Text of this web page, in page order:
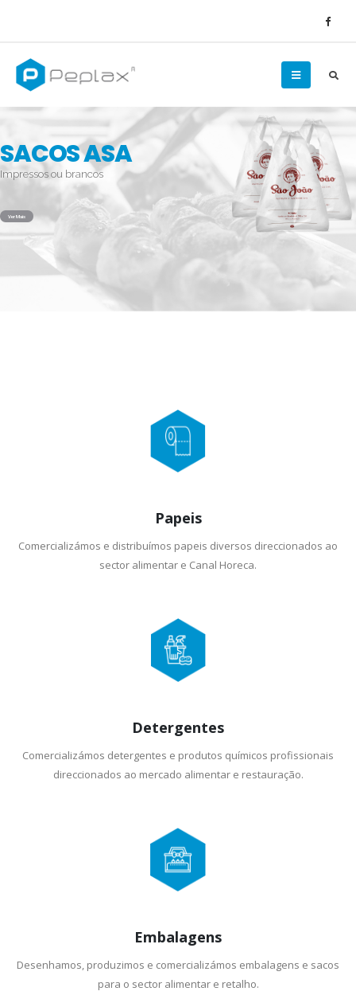
SACOS ASA
Impressos ou brancos
Ver Mais
Papeis
Comercializámos e distribuímos papeis diversos direccionados ao
sector alimentar e Canal Horeca.
Detergentes
Comercializámos detergentes e produtos químicos profissionais
direccionados ao mercado alimentar e restauração.
Embalagens
Desenhamos, produzimos e comercializámos embalagens e sacos
para o sector alimentar e retalho.